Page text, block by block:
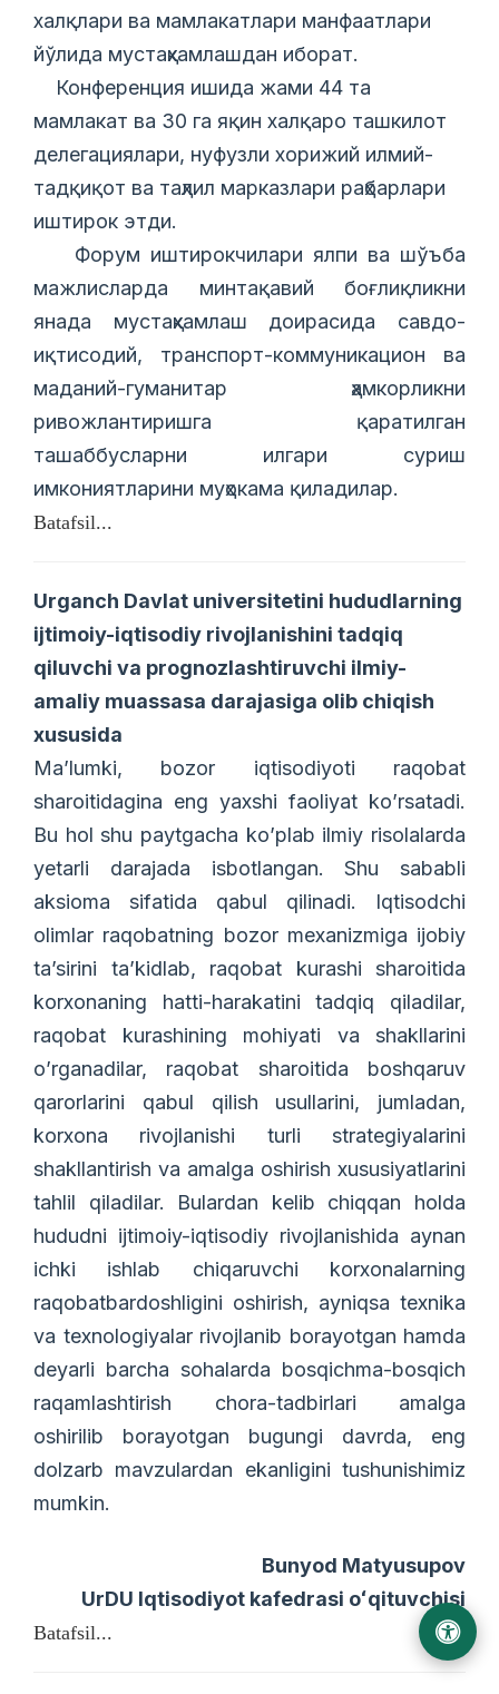
халқлари ва мамлакатлари манфаатлари
йўлида мустаҳкамлашдан иборат.
Конференция ишида жами 44 та
мамлакат ва 30 га яқин халқаро ташкилот
делегациялари, нуфузли хорижий илмий-
тадқиқот ва таҳлил марказлари раҳбарлари
иштирок этди.
Форум иштирокчилари ялпи ва шўъба
мажлисларда минтақавий боғлиқликни
янада мустаҳкамлаш доирасида савдо-
иқтисодий, транспорт-коммуникацион ва
маданий-гуманитар ҳамкорликни
ривожлантиришга қаратилган
ташаббусларни илгари суриш
имкониятларини муҳокама қиладилар.
Batafsil...
Urganch Davlat universitetini hududlarning
ijtimoiy-iqtisodiy rivojlanishini tadqiq
qiluvchi va prognozlashtiruvchi ilmiy-
amaliy muassasa darajasiga olib chiqish
xususida
Ma’lumki, bozor iqtisodiyoti raqobat
sharoitidagina eng yaxshi faoliyat ko’rsatadi.
Bu hol shu paytgacha ko’plab ilmiy risolalarda
yetarli darajada isbotlangan. Shu sababli
aksioma sifatida qabul qilinadi. Iqtisodchi
olimlar raqobatning bozor mexanizmiga ijobiy
ta’sirini ta’kidlab, raqobat kurashi sharoitida
korxonaning hatti-harakatini tadqiq qiladilar,
raqobat kurashining mohiyati va shakllarini
o’rganadilar, raqobat sharoitida boshqaruv
qarorlarini qabul qilish usullarini, jumladan,
korxona rivojlanishi turli strategiyalarini
shakllantirish va amalga oshirish xususiyatlarini
tahlil qiladilar. Bulardan kelib chiqqan holda
hududni ijtimoiy-iqtisodiy rivojlanishida aynan
ichki ishlab chiqaruvchi korxonalarning
raqobatbardoshligini oshirish, ayniqsa texnika
va texnologiyalar rivojlanib borayotgan hamda
deyarli barcha sohalarda bosqichma-bosqich
raqamlashtirish chora-tadbirlari amalga
oshirilib borayotgan bugungi davrda, eng
dolzarb mavzulardan ekanligini tushunishimiz
mumkin.
Bunyod Matyusupov
UrDU Iqtisodiyot kafedrasi oʻqituvchisi
Batafsil...